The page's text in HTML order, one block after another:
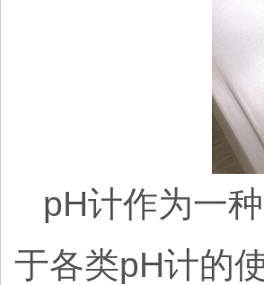
pH计作为一
于各类pH计的